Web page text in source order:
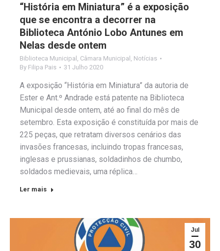
“História em Miniatura” é a exposição
que se encontra a decorrer na
Biblioteca António Lobo Antunes em
Nelas desde ontem
Biblioteca Municipal Câmara Municipal Notícias
By Filipa Pais 31 Julho 2020
A exposição “História em Miniatura” da autoria de
Ester e Ant.º Andrade está patente na Biblioteca
Municipal desde ontem, até ao final do mês de
setembro. Esta exposição é constituída por mais de
225 peças, que retratam diversos cenários das
invasões francesas, incluindo tropas francesas,
inglesas e prussianas, soldadinhos de chumbo,
soldados medievais, uma réplica…
Ler mais
Jul
30